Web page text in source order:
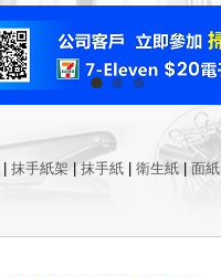
抹手紙架 抹手紙 衛生紙 面紙